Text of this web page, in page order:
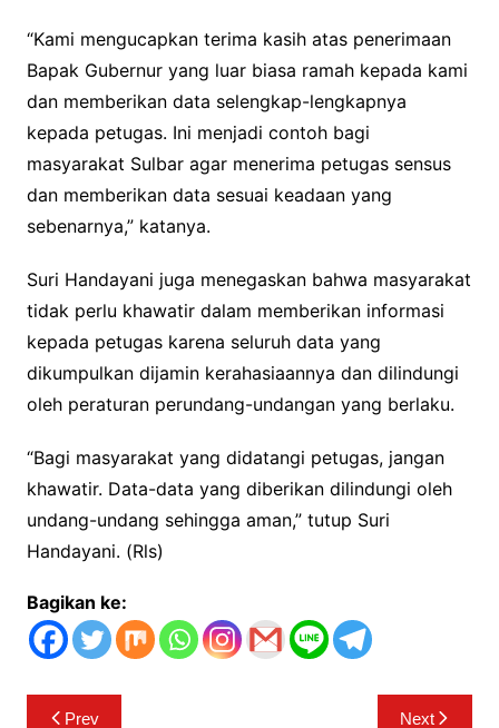
“Kami mengucapkan terima kasih atas penerimaan
Bapak Gubernur yang luar biasa ramah kepada kami
dan memberikan data selengkap-lengkapnya
kepada petugas. Ini menjadi contoh bagi
masyarakat Sulbar agar menerima petugas sensus
dan memberikan data sesuai keadaan yang
sebenarnya,” katanya.
Suri Handayani juga menegaskan bahwa masyarakat
tidak perlu khawatir dalam memberikan informasi
kepada petugas karena seluruh data yang
dikumpulkan dijamin kerahasiaannya dan dilindungi
oleh peraturan perundang-undangan yang berlaku.
“Bagi masyarakat yang didatangi petugas, jangan
khawatir. Data-data yang diberikan dilindungi oleh
undang-undang sehingga aman,” tutup Suri
Handayani. (Rls)
Bagikan ke:
Navigasi
Prev Next